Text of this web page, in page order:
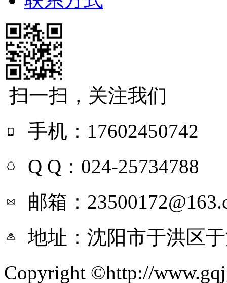
扫一扫，关注我们
手机：17602450742
Q Q：024-25734788
邮箱：
地址：沈阳市于洪区
Copyright ©http://